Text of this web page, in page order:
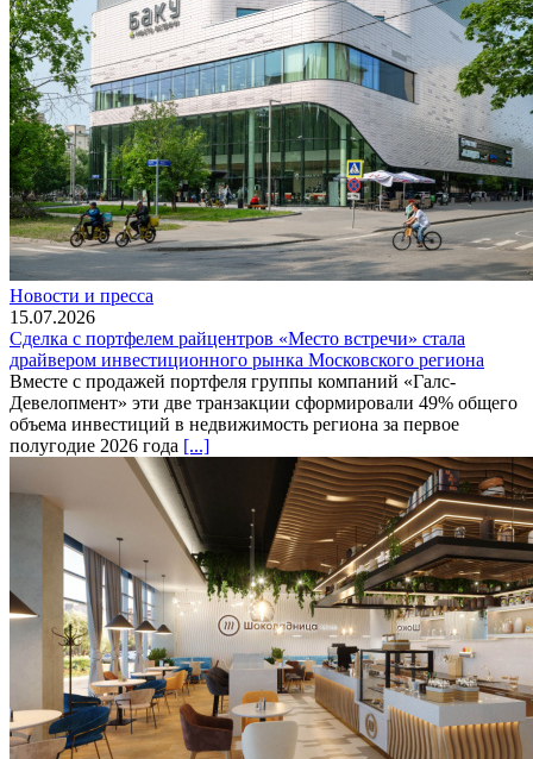
Новости и пресса
15.07.2026
Сделка с портфелем райцентров «Место встречи» стала
драйвером инвестиционного рынка Московского региона
Вместе с продажей портфеля группы компаний «Галс-
Девелопмент» эти две транзакции сформировали 49% общего
объема инвестиций в недвижимость региона за первое
полугодие 2026 года [...]